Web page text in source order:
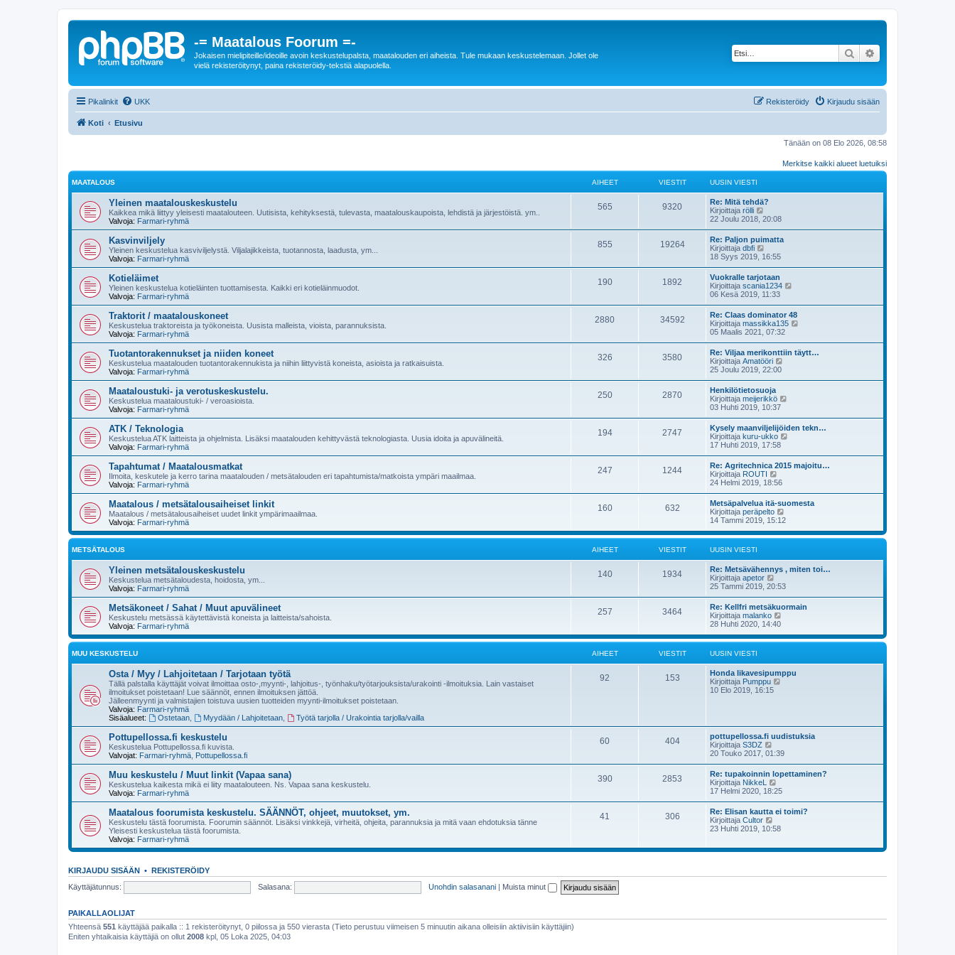
-= Maatalous Foorum =-
Jokaisen mielipiteille/ideoille avoin keskustelupalsta, maatalouden eri aiheista. Tule mukaan keskustelemaan. Jollet ole
vielä rekisteröitynyt, paina rekisteröidy-tekstiä alapuolella.
Etsi
Pikalinkit UKK Kirjaudu sisään
Rekisteröidy
Koti Etusivu
Tänään on 08 Elo 2026, 08:58
Merkitse kaikki alueet luetuiksi
MAATALOUS AIHEET VIESTIT UUSIN VIESTI
Yleinen maatalouskeskustelu
Kaikkea mikä liittyy yleisesti maatalouteen. Uutisista, kehityksestä, tulevasta, maatalouskaupoista, lehdistä ja järjestöistä. ym..
Valvoja: Farmari-ryhmä
565 9320
Re: Mitä tehdä?
Kirjoittaja rölli
ä
ä
u
u
s
i
n
v
i
e
s
t
22 Joulu 2018, 20:08
Kasvinviljely
Yleinen keskustelua kasviviljelystä. Viljalajikkeista, tuotannosta, laadusta, ym...
Valvoja: Farmari-ryhmä
855 19264
Re: Paljon puimatta
Kirjoittaja dbfi
ä
ä
u
u
s
i
n
v
i
e
s
t
i
18 Syys 2019, 16:55
Kotieläimet
Yleinen keskustelua kotieläinten tuottamisesta. Kaikki eri kotieläinmuodot.
Valvoja: Farmari-ryhmä
190 1892
Vuokralle tarjotaan
Kirjoittaja scania1234
t
ä
u
s
i
06 Kesä 2019, 11:33
Traktorit / maatalouskoneet
Keskustelua traktoreista ja työkoneista. Uusista malleista, vioista, parannuksista.
Valvoja: Farmari-ryhmä
2880 34592
Re: Claas dominator 48
Kirjoittaja massikka135
t
ä
s
i
e
s
05 Maalis 2021, 07:32
Tuotantorakennukset ja niiden koneet
Keskustelua maatalouden tuotantorakennukista ja niihin liittyvistä koneista, asioista ja ratkaisuista.
Valvoja: Farmari-ryhmä
326 3580
Re: Viljaa merikonttiin täytt…
Kirjoittaja Amatööri
ä
u
s
i
n
i
e
s
25 Joulu 2019, 22:00
Maataloustuki- ja verotuskeskustelu.
Keskustelua maataloustuki- / veroasioista.
Valvoja: Farmari-ryhmä
250 2870
Henkilötietosuoja
Kirjoittaja meijerikkö
t
ä
s
i
i
e
s
03 Huhti 2019, 10:37
ATK / Teknologia
Keskustelua ATK laitteista ja ohjelmista. Lisäksi maatalouden kehittyvästä teknologiasta. Uusia idoita ja apuvälineitä.
Valvoja: Farmari-ryhmä
194 2747
Kysely maanviljelijöiden tekn…
Kirjoittaja kuru-ukko
t
ä
s
i
i
e
i
17 Huhti 2019, 17:58
Tapahtumat / Maatalousmatkat
Ilmoita, keskutele ja kerro tarina maatalouden / metsätalouden eri tapahtumista/matkoista ympäri maailmaa.
Valvoja: Farmari-ryhmä
247 1244
Re: Agritechnica 2015 majoitu…
Kirjoittaja ROUTI
ä
ä
u
u
s
i
v
i
s
i
24 Helmi 2019, 18:56
Maatalous / metsätalousaiheiset linkit
Maatalous / metsätalousaiheiset uudet linkit ympärimaailmaa.
Valvoja: Farmari-ryhmä
160 632
Metsäpalvelua itä-suomesta
Kirjoittaja peräpelto
ä
t
u
s
n
v
i
i
14 Tammi 2019, 15:12
METSÄTALOUS AIHEET VIESTIT UUSIN VIESTI
Yleinen metsätalouskeskustelu
Keskustelua metsätaloudesta, hoidosta, ym...
Valvoja: Farmari-ryhmä
140 1934
Re: Metsävähennys , miten toi…
Kirjoittaja apetor
ä
ä
u
u
s
i
v
i
e
s
25 Tammi 2019, 20:53
Metsäkoneet / Sahat / Muut apuvälineet
Keskustelu metsässä käytettävistä koneista ja laitteista/sahoista.
Valvoja: Farmari-ryhmä
257 3464
Re: Kellfri metsäkuormain
Kirjoittaja malanko
t
u
s
s
t
28 Huhti 2020, 14:40
MUU KESKUSTELU AIHEET VIESTIT UUSIN VIESTI
Osta / Myy / Lahjoitetaan / Tarjotaan työtä
Tällä palstalla käyttäjät voivat ilmoittaa osto-,myynti-, lahjoitus-, työnhaku/työtarjouksista/urakointi -ilmoituksia. Lain vastaiset
ilmoitukset poistetaan! Lue säännöt, ennen ilmoituksen jättöä.
Jälleenmyynti ja valmistajien toistuva uusien tuotteiden myynti-ilmoitukset poistetaan.
Valvoja: Farmari-ryhmä
Sisäalueet:
Ostetaan, Myydään / Lahjoitetaan, Työtä tarjolla / Urakointia tarjolla/vailla
92 153
Honda likavesipumppu
Kirjoittaja Pumppu
u
s
i
n
v
i
s
t
i
10 Elo 2019, 16:15
Pottupellossa.fi keskustelu
Keskustelua Pottupellossa.fi kuvista.
Valvojat: Farmari-ryhmä Pottupellossa.fi
60 404
pottupellossa.fi uudistuksia
Kirjoittaja S3DZ
ä
t
ä
u
u
s
i
v
e
s
20 Touko 2017, 01:39
Muu keskustelu / Muut linkit (Vapaa sana)
Keskustelua kaikesta mikä ei liity maatalouteen. Ns. Vapaa sana keskustelu.
Valvoja: Farmari-ryhmä
390 2853
Re: tupakoinnin lopettaminen?
Kirjoittaja NikkeL
ä
ä
u
u
i
i
17 Helmi 2020, 18:25
Maatalous foorumista keskustelu. SÄÄNNÖT, ohjeet, muutokset, ym.
Keskustelu tästä foorumista. Foorumin säännöt. Lisäksi vinkkejä, virheitä, ohjeita, parannuksia ja mitä vaan ehdotuksia tänne
Yleisesti keskustelua tästä foorumista.
Valvoja: Farmari-ryhmä
41 306
Re: Elisan kautta ei toimi?
Kirjoittaja Cultor
ä
ä
s
e
23 Huhti 2019, 10:58
KIRJAUDU SISÄÄN • REKISTERÖIDY
Käyttäjätunnus:
Salasana: Unohdin salasanani | Muista minut
PAIKALLAOLIJAT
Yhteensä 551 käyttäjää paikalla :: 1 rekisteröitynyt, 0 piilossa ja 550 vierasta (Tieto perustuu viimeisen 5 minuutin aikana olleisiin aktiivisiin käyttäjiin)
Eniten yhtaikaisia käyttäjiä on ollut 2008 kpl, 05 Loka 2025, 04:03